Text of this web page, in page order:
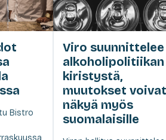
Bistro
Viro suunnittelee
alkoholipolitiikan
kiristystä,
muutokset voivat
näkyä myös
suomalaisille